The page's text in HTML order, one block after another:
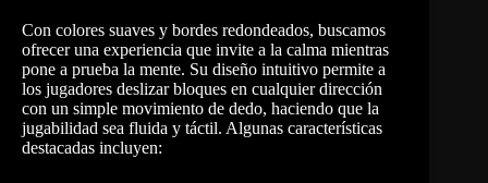
Con colores suaves y bordes redondeados, buscamos
ofrecer una experiencia que invite a la calma mientras
pone a prueba la mente. Su diseño intuitivo permite a
los jugadores deslizar bloques en cualquier dirección
con un simple movimiento de dedo, haciendo que la
jugabilidad sea fluida y táctil. Algunas características
destacadas incluyen: